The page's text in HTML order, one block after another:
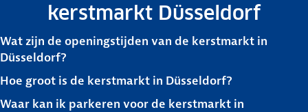
kerstmarkt Düsseldorf
Wat zijn de openingstijden van de kerstmarkt in
Düsseldorf?
Hoe groot is de kerstmarkt in Düsseldorf?
Waar kan ik parkeren voor de kerstmarkt in